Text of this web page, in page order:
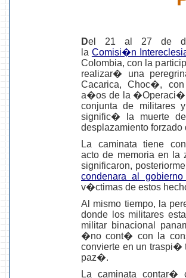
Del 21 al 27 de
la Comisi�n
Colombia, con la
realizar� una
Cacarica, Choc�,
a�os de la
conjunta de militares
signific� la muerte
desplazamiento forzado
La caminata tiene
acto de memoria en la
significaron,
condenara al gobierno
v�ctimas de estos
Al mismo tiempo, la
donde los militares
militar binacional
�no cont� con la
convierte en un traspi�
paz�.
La caminata contar�